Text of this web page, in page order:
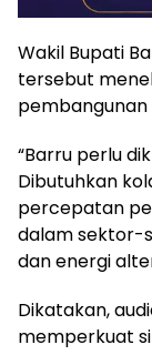
Wakil Bupati
tersebut
pembangunan
“Barru perlu
Dibutuhkan
percepatan
dalam sektor-
dan energi
Dikatakan,
memperkuat